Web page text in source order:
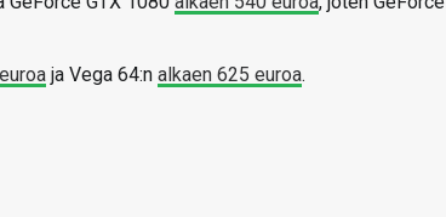
ja Vega 64:n alkaen 625 euroa.